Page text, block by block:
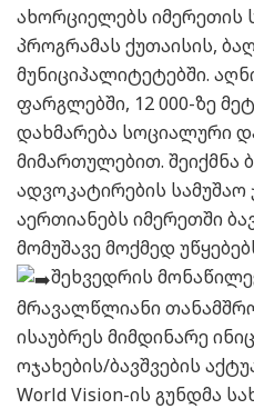
ახორციელებს იმერეთის
პროგრამას ქუთაისის,
მუნიციპალიტეტებში.
ფარგლებში, 12 000-ზე
დახმარება სოციალური
მიმართულებით. შეიქმნა
ადვოკატირების
აერთიანებს იმერეთში
მომუშავე მოქმედ
შეხვედრის
მრავალწლიანი
ისაუბრეს მიმდინარე
ოჯახების/ბავშვების
World Vision-ის გუნდმა